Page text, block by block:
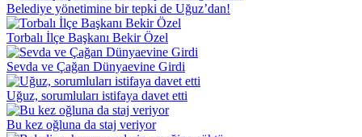
Belediye yönetimine bir tepki de Uğuz’dan!
Torbalı İlçe Başkanı Bekir Özel
Sevda ve Çağan Dünyaevine Girdi
Uğuz, sorumluları istifaya davet etti
Bu kez oğluna da staj veriyor